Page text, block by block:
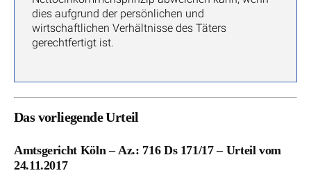
dies aufgrund der persönlichen und
wirtschaftlichen Verhältnisse des Täters
gerechtfertigt ist.
Das vorliegende Urteil
Amtsgericht Köln – Az.: 716 Ds 171/17 – Urteil vom
24.11.2017